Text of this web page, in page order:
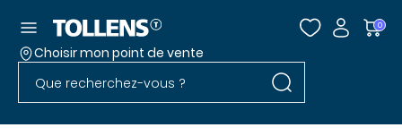
0
Passer la liste des magasins et aller au pied
Choisir mon point de vente
Rechercher dans le site Rechercher
Accéder au menu